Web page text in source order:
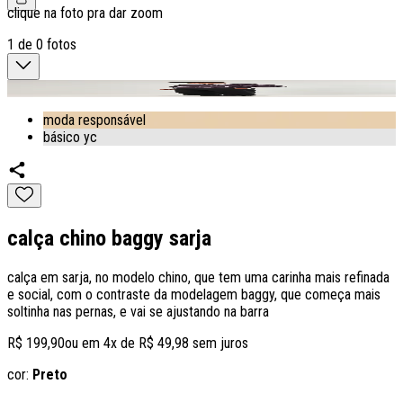
clique na foto pra dar zoom
1 de 0 fotos
moda responsável
básico yc
calça chino baggy sarja
calça em sarja, no modelo chino, que tem uma carinha mais refinada
e social, com o contraste da modelagem baggy, que começa mais
soltinha nas pernas, e vai se ajustando na barra
R$ 199,90ou em 4x de R$ 49,98 sem juros
cor: Preto